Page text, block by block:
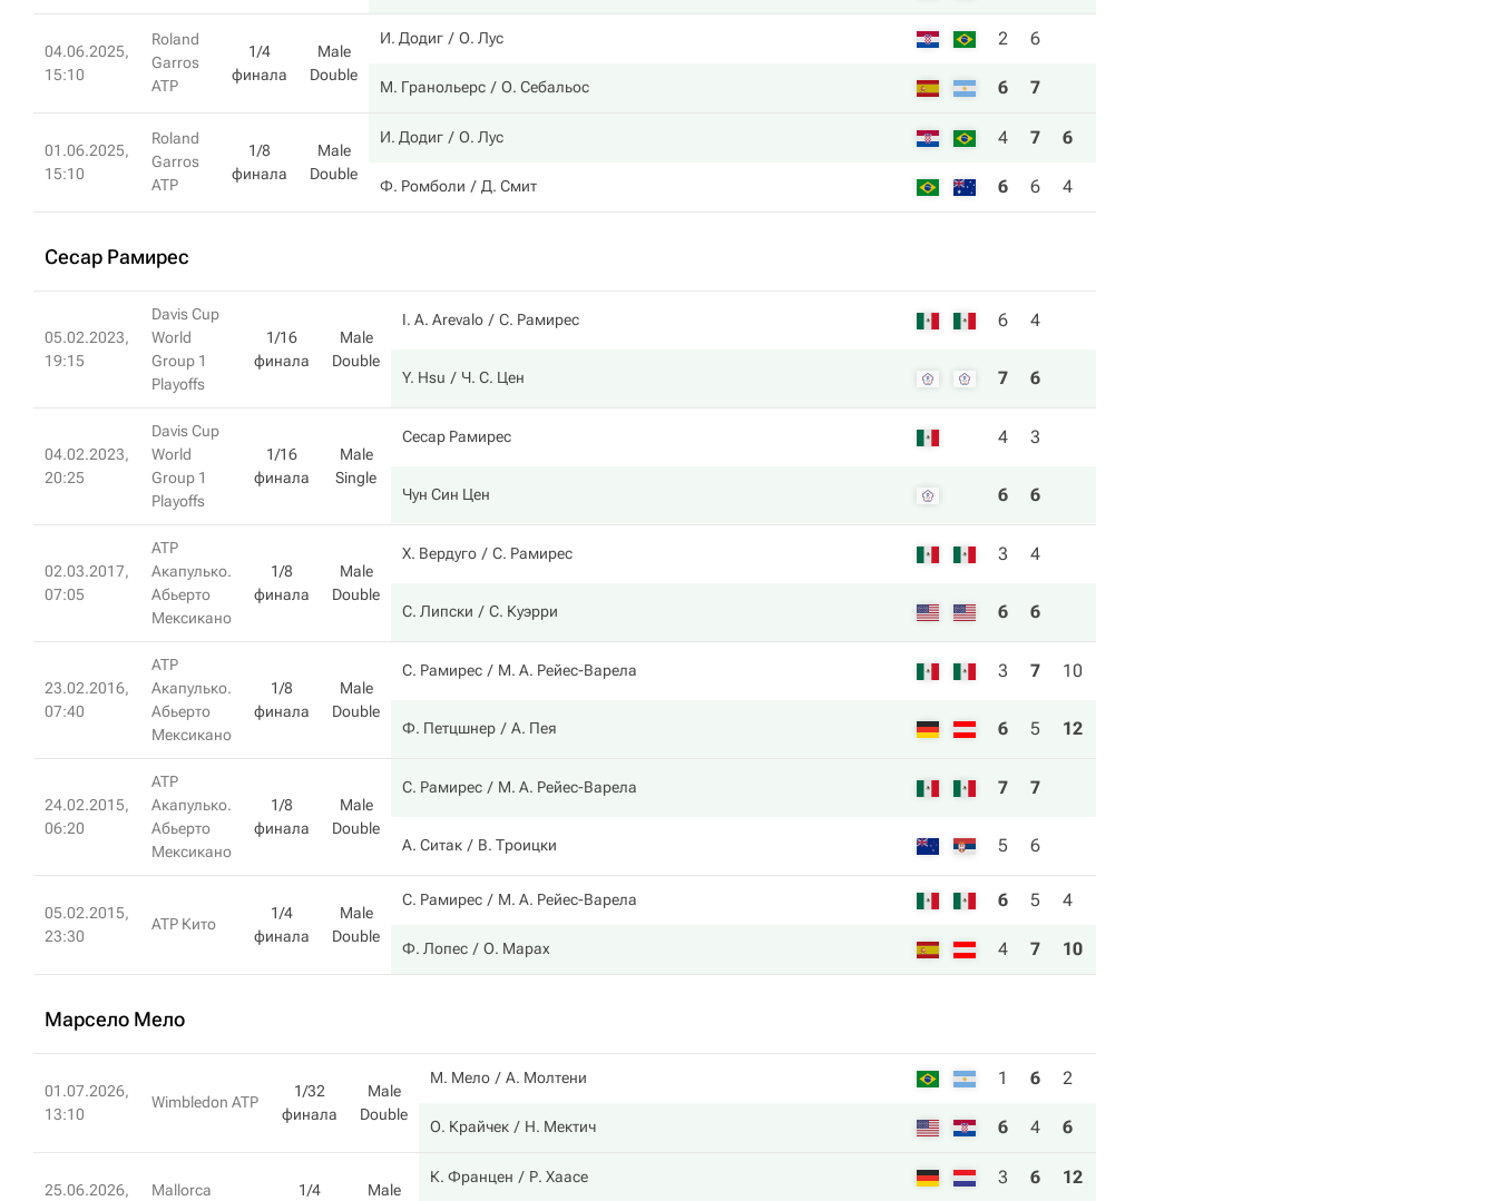
04.06.2025,
15:10
Roland
Garros
ATP
1/4
финала
Male
Double
И. Додиг О. Лус 2 6
М. Гранольерс О. Себальос 6 7
01.06.2025,
15:10
Roland
Garros
ATP
1/8
финала
Male
Double
И. Додиг О. Лус 4 7 6
Ф. Ромболи Д. Смит 6 6 4
Сесар Рамирес
05.02.2023,
19:15
Davis Cup
World
Group 1
Playoffs
1/16
финала
Male
Double
I. A. Arevalo С. Рамирес 6 4
Y. Hsu Ч. С. Цен 7 6
04.02.2023,
20:25
Davis Cup
World
Group 1
Playoffs
1/16
финала
Male
Single
Сесар Рамирес 4 3
Чун Син Цен 6 6
02.03.2017,
07:05
ATP
Акапулько.
Абьерто
Мексикано
1/8
финала
Male
Double
Х. Вердуго С. Рамирес 3 4
С. Липски С. Куэрри 6 6
23.02.2016,
07:40
ATP
Акапулько.
Абьерто
Мексикано
1/8
финала
Male
Double
С. Рамирес М. А. Рейес-Варела 3 7 10
Ф. Петцшнер А. Пея 6 5 12
24.02.2015,
06:20
ATP
Акапулько.
Абьерто
Мексикано
1/8
финала
Male
Double
С. Рамирес М. А. Рейес-Варела 7 7
А. Ситак В. Троицки 5 6
05.02.2015,
23:30
ATP Кито
1/4
финала
Male
Double
С. Рамирес М. А. Рейес-Варела 6 5 4
Ф. Лопес О. Марах 4 7 10
Марсело Мело
01.07.2026,
13:10
Wimbledon ATP
1/32
финала
Male
Double
М. Мело А. Молтени 1 6 2
О. Крайчек Н. Мектич 6 4 6
25.06.2026,
Mallorca
1/4
Male
К. Францен Р. Хаасе 3 6 12